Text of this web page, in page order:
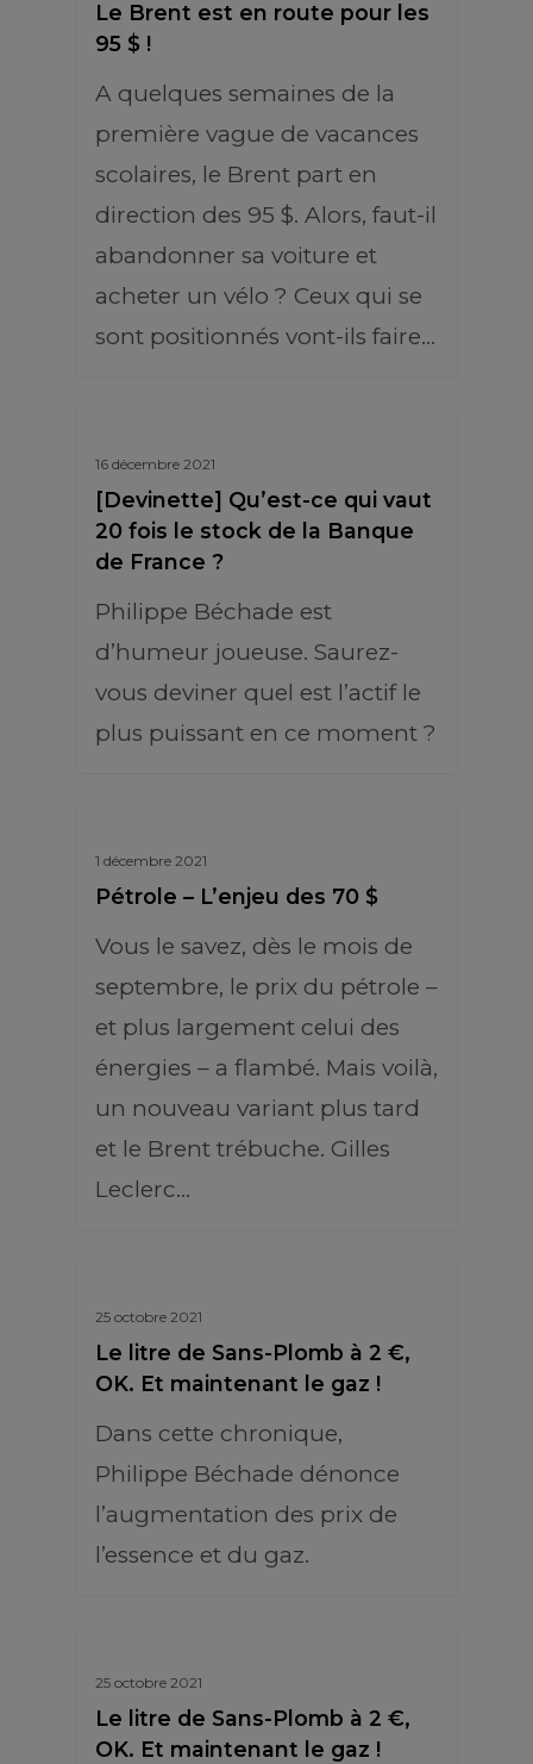
Le Brent est en route pour les
95 $ !
A quelques semaines de la
première vague de vacances
scolaires, le Brent part en
direction des 95 $. Alors, faut-il
abandonner sa voiture et
acheter un vélo ? Ceux qui se
sont positionnés vont-ils faire…
16 décembre 2021
[Devinette] Qu’est-ce qui vaut
20 fois le stock de la Banque
de France ?
Philippe Béchade est
d’humeur joueuse. Saurez-
vous deviner quel est l’actif le
plus puissant en ce moment ?
1 décembre 2021
Pétrole – L’enjeu des 70 $
Vous le savez, dès le mois de
septembre, le prix du pétrole –
et plus largement celui des
énergies – a flambé. Mais voilà,
un nouveau variant plus tard
et le Brent trébuche. Gilles
Leclerc…
25 octobre 2021
Le litre de Sans-Plomb à 2 €,
OK. Et maintenant le gaz !
Dans cette chronique,
Philippe Béchade dénonce
l’augmentation des prix de
l’essence et du gaz.
25 octobre 2021
Le litre de Sans-Plomb à 2 €,
OK. Et maintenant le gaz !